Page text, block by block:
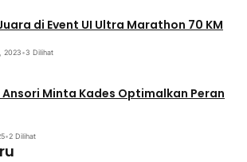
di Event UI Ultra Marathon 70 KM
2023•3 Dilihat
Ansori Minta Kades Optimalkan Peran
•2 Dilihat